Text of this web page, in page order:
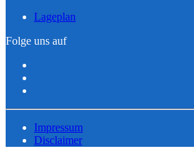
Lageplan
Folge uns auf
Impressum
Disclaimer